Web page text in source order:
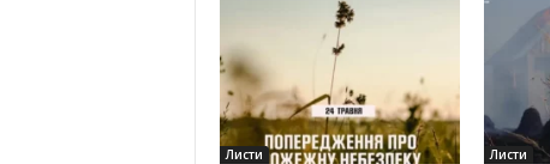
Листи Листи